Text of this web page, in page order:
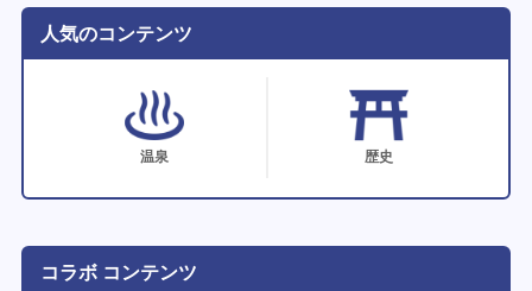
人気のコンテンツ
温泉 歴史
コラボ コンテンツ